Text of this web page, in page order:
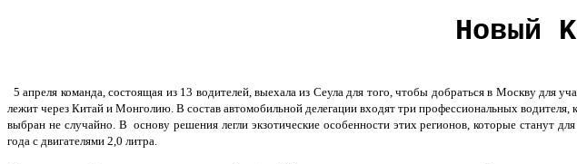
Новый
5 апреля команда, состоящая из 13 водителей, выехала из Сеула для того, чтобы добраться в Москву для
лежит через Китай и Монголию. В состав автомобильной делегации входят три профессиональных
выбран не случайно. В основу решения легли экзотические особенности этих регионов, которые станут
года с двигателями 2,0 литра.